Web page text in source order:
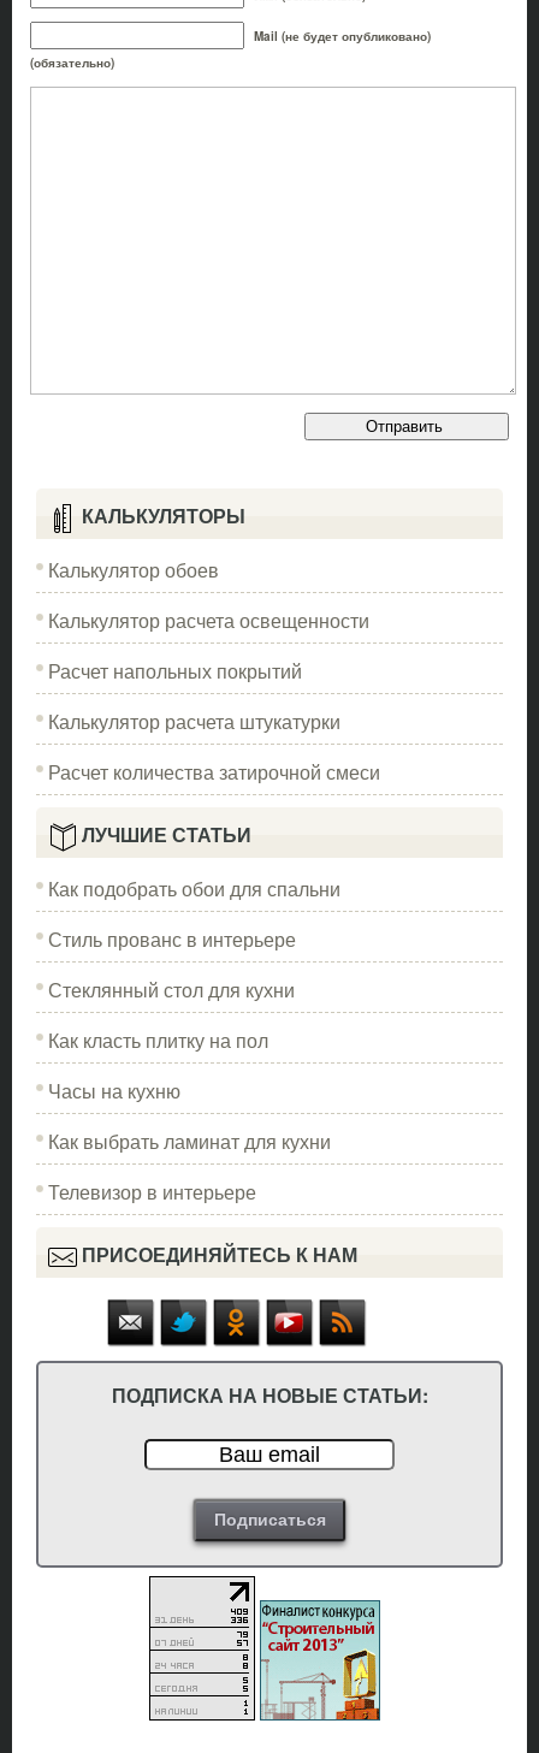
Mail (не будет опубликовано)
(обязательно)
КАЛЬКУЛЯТОРЫ
Калькулятор обоев
Калькулятор расчета освещенности
Расчет напольных покрытий
Калькулятор расчета штукатурки
Расчет количества затирочной смеси
ЛУЧШИЕ СТАТЬИ
Как подобрать обои для спальни
Стиль прованс в интерьере
Стеклянный стол для кухни
Как класть плитку на пол
Часы на кухню
Как выбрать ламинат для кухни
Телевизор в интерьере
ПРИСОЕДИНЯЙТЕСЬ К НАМ
ПОДПИСКА НА НОВЫЕ СТАТЬИ: